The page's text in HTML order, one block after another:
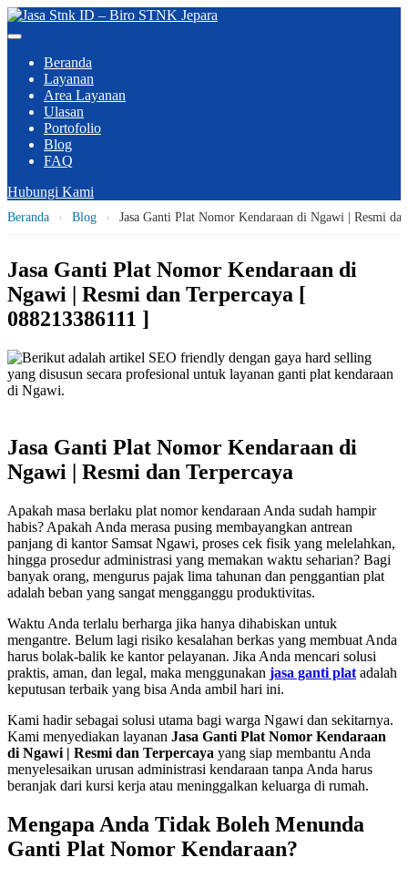
Beranda
Layanan
Area Layanan
Ulasan
Portofolio
Blog
FAQ
Hubungi Kami
Beranda › Blog › Jasa Ganti Plat Nomor Kendaraan di Ngawi | Resmi
Jasa Ganti Plat Nomor Kendaraan di
Ngawi | Resmi dan Terpercaya [
088213386111 ]
Jasa Ganti Plat Nomor Kendaraan di
Ngawi | Resmi dan Terpercaya
Apakah masa berlaku plat nomor kendaraan Anda sudah hampir
habis? Apakah Anda merasa pusing membayangkan antrean
panjang di kantor Samsat Ngawi, proses cek fisik yang melelahkan,
hingga prosedur administrasi yang memakan waktu seharian? Bagi
banyak orang, mengurus pajak lima tahunan dan penggantian plat
adalah beban yang sangat mengganggu produktivitas.
Waktu Anda terlalu berharga jika hanya dihabiskan untuk
mengantre. Belum lagi risiko kesalahan berkas yang membuat Anda
harus bolak-balik ke kantor pelayanan. Jika Anda mencari solusi
praktis, aman, dan legal, maka menggunakan jasa ganti plat adalah
keputusan terbaik yang bisa Anda ambil hari ini.
Kami hadir sebagai solusi utama bagi warga Ngawi dan sekitarnya.
Kami menyediakan layanan Jasa Ganti Plat Nomor Kendaraan
di Ngawi | Resmi dan Terpercaya yang siap membantu Anda
menyelesaikan urusan administrasi kendaraan tanpa Anda harus
beranjak dari kursi kerja atau meninggalkan keluarga di rumah.
Mengapa Anda Tidak Boleh Menunda
Ganti Plat Nomor Kendaraan?